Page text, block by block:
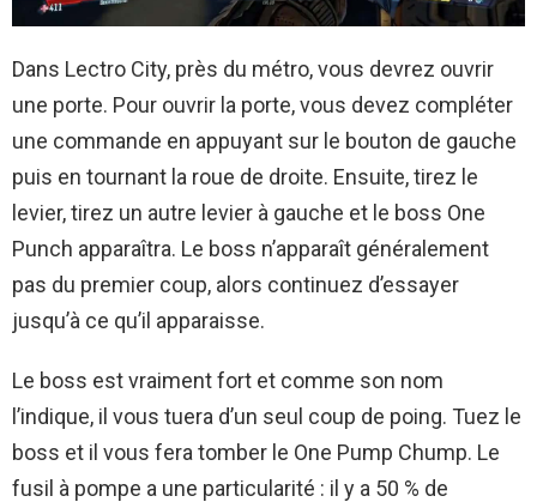
Dans Lectro City, près du métro, vous devrez ouvrir
une porte. Pour ouvrir la porte, vous devez compléter
une commande en appuyant sur le bouton de gauche
puis en tournant la roue de droite. Ensuite, tirez le
levier, tirez un autre levier à gauche et le boss One
Punch apparaîtra. Le boss n’apparaît généralement
pas du premier coup, alors continuez d’essayer
jusqu’à ce qu’il apparaisse.
Le boss est vraiment fort et comme son nom
l’indique, il vous tuera d’un seul coup de poing. Tuez le
boss et il vous fera tomber le One Pump Chump. Le
fusil à pompe a une particularité : il y a 50 % de